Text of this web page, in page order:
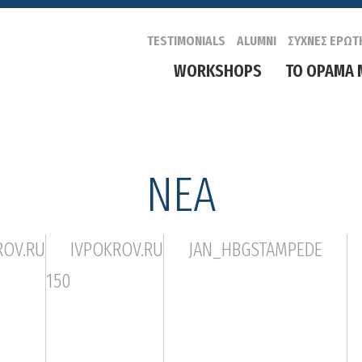
TESTIMONIALS ALUMNI ΣΥΧΝΕΣ
WORKSHOPS ΤΟ ΟΡΑΜΑ
ΝΕΑ
IVPOKROV.RU
150
JAN_HBGSTAMPEDE